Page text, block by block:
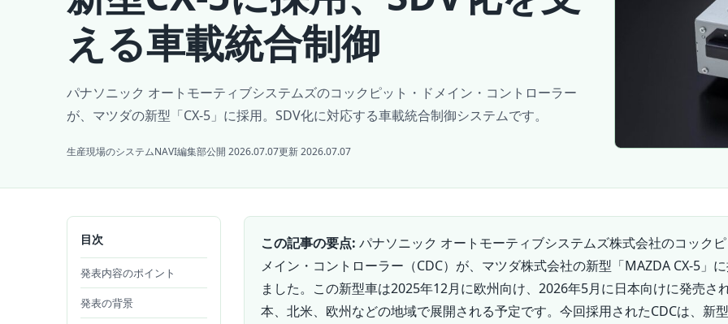
える車載統合制御
パナソニック オートモーティブシステムズのコックピット・ドメイン・コントローラー
が、マツダの新型「CX-5」に採用。SDV化に対応する車載統合制御システムです。
生産現場のシステムNAVI編集部公開 2026.07.07更新 2026.07.07
目次
発表内容のポイント
発表の背景
この記事の要点: パナソニック オートモーティブシステムズ株式会社のコック
メイン・コントローラー（CDC）が、マツダ株式会社の新型「MAZDA CX-5」
ました。この新型車は2025年12月に欧州向け、2026年5月に日本向けに発売さ
本、北米、欧州などの地域で展開される予定です。今回採用されたCDCは、新